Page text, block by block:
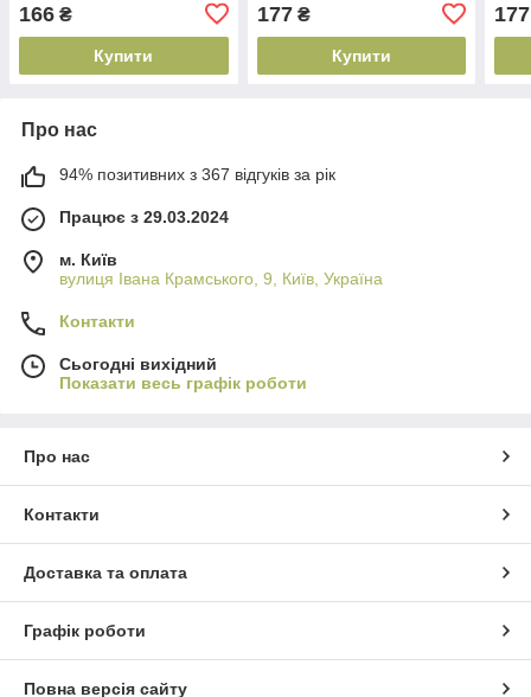
166 ₴
Купити
177₴
Купити
177
Про нас
94% позитивних з 367 відгуків за рік
Працює з 29.03.2024
м. Київ
вулиця Івана Крамського, 9, Київ, Україна
Контакти
Сьогодні вихідний
Показати весь графік роботи
Про нас
Контакти
Доставка та оплата
Графік роботи
Повна версія сайту